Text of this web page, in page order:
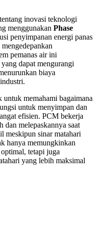
inovasi teknologi
menggunakan Phase
penyimpanan energi panas
pemanas air ini
dapat mengurangi
biaya
memahami bagaimana
untuk menyimpan dan
efisien. PCM bekerja
dan melepaskannya saat
meskipun sinar matahari
hanya memungkinkan
tetapi juga
yang lebih maksimal